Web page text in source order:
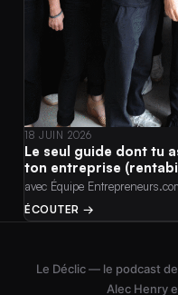
18 JUIN 2026
Le seul guide dont tu
ton entreprise
avec Équipe
ÉCOUTER →
Le Déclic — le podcast
Alec Henry